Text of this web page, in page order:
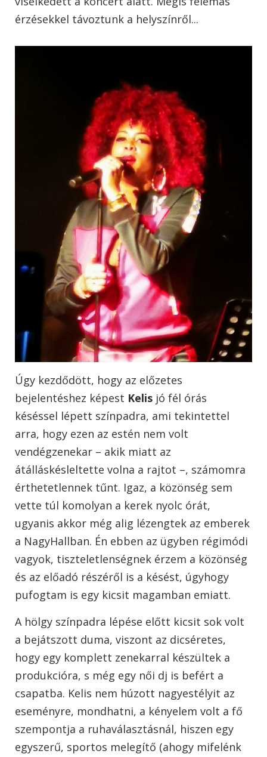
érzésekkel távoztunk a helyszínről...
Úgy kezdődött, hogy az előzetes
bejelentéshez képest Kelis jó fél órás
késéssel lépett színpadra, ami tekintettel
arra, hogy ezen az estén nem volt
vendégzenekar – akik miatt az
átálláskésleltette volna a rajtot –, számomra
érthetetlennek tűnt. Igaz, a közönség sem
vette túl komolyan a kerek nyolc órát,
ugyanis akkor még alig lézengtek az emberek
a NagyHallban. Én ebben az ügyben régimódi
vagyok, tiszteletlenségnek érzem a közönség
és az előadó részéről is a késést, úgyhogy
pufogtam is egy kicsit magamban emiatt.
A hölgy színpadra lépése előtt kicsit sok volt
a bejátszott duma, viszont az dicséretes,
hogy egy komplett zenekarral készültek a
produkcióra, s még egy női dj is befért a
csapatba. Kelis nem húzott nagyestélyit az
eseményre, mondhatni, a kényelem volt a fő
szempontja a ruhaválasztásnál, hiszen egy
egyszerű, sportos melegítő (ahogy mifelénk